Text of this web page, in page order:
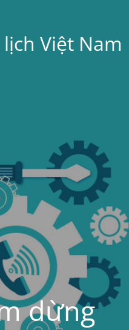
Việt Nam
dừng